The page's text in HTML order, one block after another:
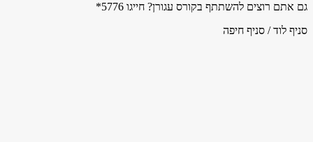
גם אתם רוצים להשתתף בקורס עגורן? חייגו 5776*
סניף לוד / סניף חיפה